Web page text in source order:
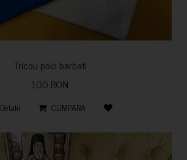
Tricou polo barbati
100 RON
Detalii CUMPARA